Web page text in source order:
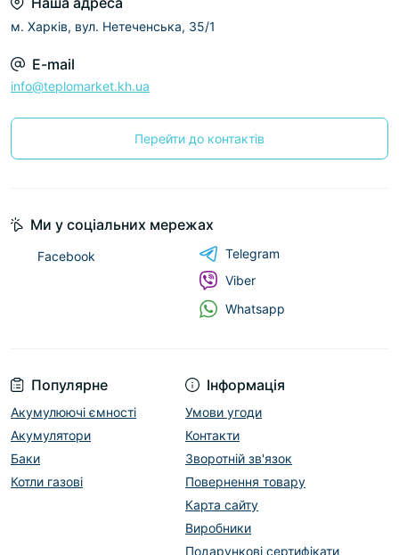
м. Харків, вул. Нетеченська, 35/1
E-mail
info@teplomarket.kh.ua
Перейти до контактів
Популярне
Акумулюючі ємності
Акумулятори
Баки
Котли газові
Інформація
Умови угоди
Контакти
Зворотній зв'язок
Повернення товару
Карта сайту
Виробники
Подарункові сертифікати
Ми у соціальних мережах
Facebook
Telegram
Viber
Whatsapp